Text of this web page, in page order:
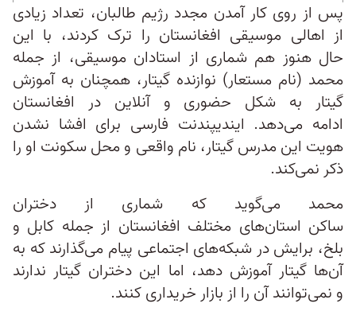
پس از روی کار آمدن مجدد رژیم طالبان، تعداد زیادی
از اهالی موسیقی افغانستان را ترک کردند، با این
حال هنوز هم شماری از استادان موسیقی، از جمله
محمد (نام مستعار) نوازنده گیتار، همچنان به آموزش
گیتار به شکل حضوری و آنلاین در افغانستان
ادامه می‌دهد. ایندیپندنت فارسی برای افشا نشدن
هویت این مدرس گیتار، نام واقعی و محل سکونت او را
ذکر نمی‌کند.
محمد می‌گوید که شماری از دختران
ساکن استان‌های مختلف افغانستان از جمله کابل و
بلخ، برایش در شبکه‌های اجتماعی پیام می‌گذارند که به
آن‌ها گیتار آموزش دهد، اما این دختران گیتار ندارند
و نمی‌توانند آن را از بازار خریداری کنند.